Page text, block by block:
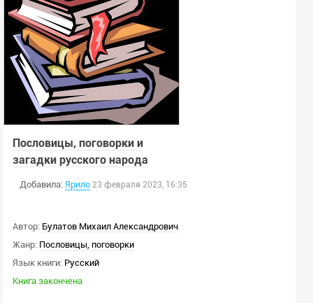
Пословицы, поговорки и
загадки русского народа
Добавила: Ярило 23 февраля 2023, 16:35
Автор: Булатов Михаил Александрович
Жанр: Пословицы, поговорки
Язык книги: Русский
Книга закончена